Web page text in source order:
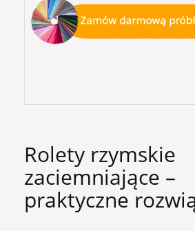
Rolety rzymskie
zaciemniające –
praktyczne